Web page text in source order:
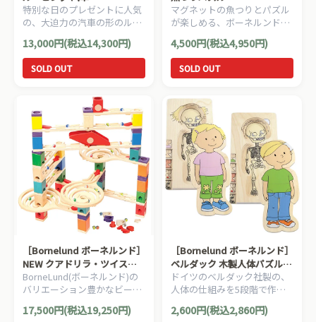
特別な日のプレゼントに人気
の、大迫力の汽車の形のルー
ピング（ビーズコースター）
です。
13,000円(税込14,300円)
SOLD OUT
マグネットの魚つりとパズル
が楽しめる、ボーネルンドの
ロングセラー「Bornelund 魚
つりパズル」です。
4,500円(税込4,950円)
SOLD OUT
［Bornelund ボーネルンド］
NEW クアドリラ・ツイスト
＆レールセット
BorneLund(ボーネルンド)の
バリエーション豊かなビー玉
の動きが楽しめるクアドリラ
の応用セットです。
17,500円(税込19,250円)
［Bornelund ボーネルンド］
ベルダック 木製人体パズル
男の子/女の子
ドイツのベルダック社製の、
人体の仕組みを5段階で作ら
れた、人体パズル。
2,600円(税込2,860円)